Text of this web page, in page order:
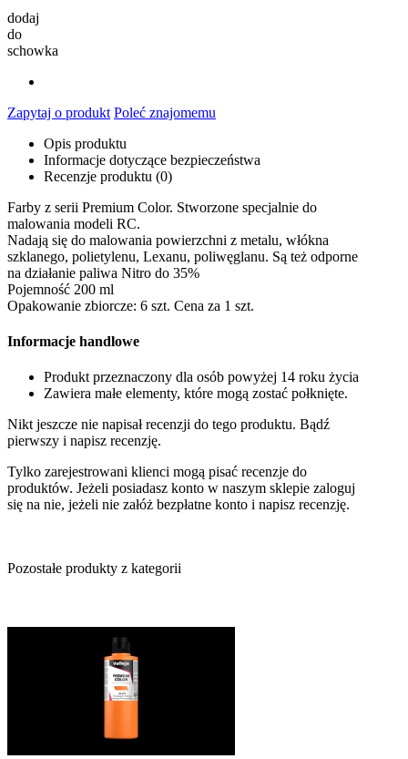
dodaj
do
schowka
Zapytaj o produkt Poleć znajomemu
Opis produktu
Informacje dotyczące bezpieczeństwa
Recenzje produktu (0)
Farby z serii Premium Color. Stworzone specjalnie do
malowania modeli RC.
Nadają się do malowania powierzchni z metalu, włókna
szklanego, polietylenu, Lexanu, poliwęglanu. Są też odporne
na działanie paliwa Nitro do 35%
Pojemność 200 ml
Opakowanie zbiorcze: 6 szt. Cena za 1 szt.
Informacje handlowe
Produkt przeznaczony dla osób powyżej 14 roku życia
Zawiera małe elementy, które mogą zostać połknięte.
Nikt jeszcze nie napisał recenzji do tego produktu. Bądź
pierwszy i napisz recenzję.
Tylko zarejestrowani klienci mogą pisać recenzje do
produktów. Jeżeli posiadasz konto w naszym sklepie zaloguj
się na nie, jeżeli nie załóż bezpłatne konto i napisz recenzję.
Pozostałe produkty z kategorii